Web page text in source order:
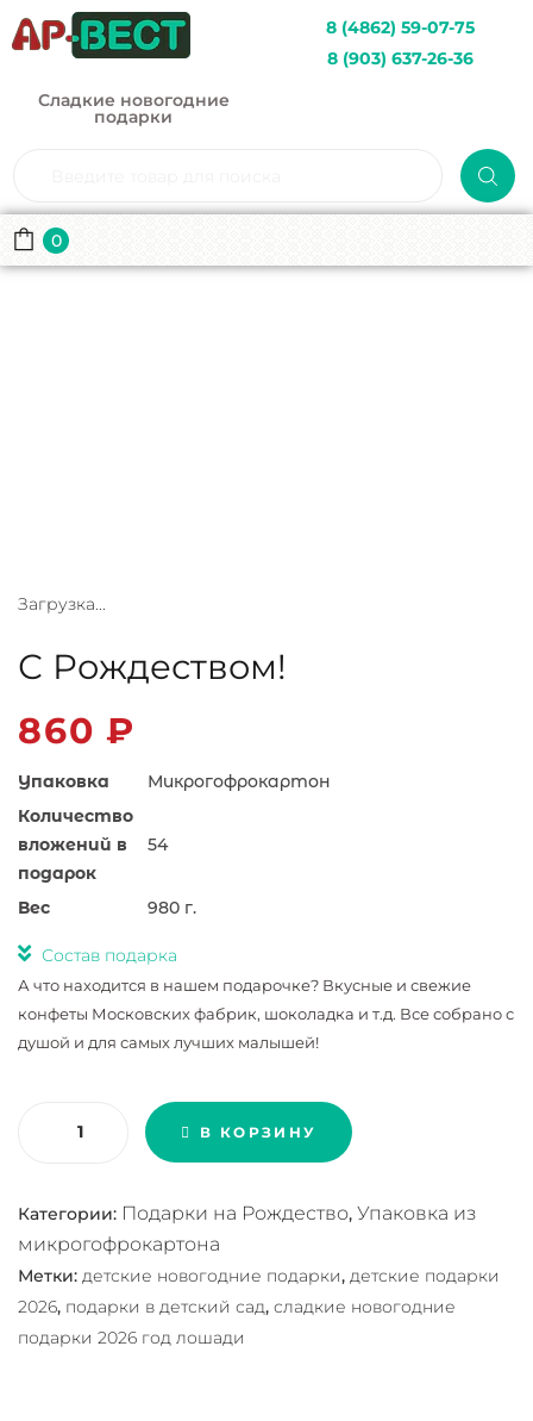
8 (4862) 59-07-75
8 (903) 637-26-36
Сладкие новогодние
подарки
0
Загрузка...
С Рождеством!
860 ₽
Упаковка
Микрогофрокартон
Количество
вложений в
подарок
54
Вес 980 г.
Состав подарка
А что находится в нашем подарочке? Вкусные и свежие
конфеты Московских фабрик, шоколадка и т.д. Все собрано с
душой и для самых лучших малышей!
Количество товара С Рождеством!
В КОРЗИНУ
Категории: Подарки на Рождество, Упаковка из
микрогофрокартона
Метки: детские новогодние подарки, детские подарки
2026, подарки в детский сад, сладкие новогодние
подарки 2026 год лошади